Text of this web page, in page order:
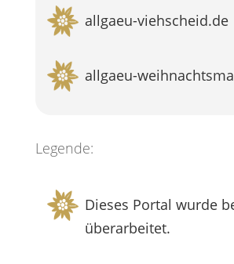
allgaeu-viehscheid.de
allgaeu-
Legende:
Dieses Portal wurde
überarbeitet.